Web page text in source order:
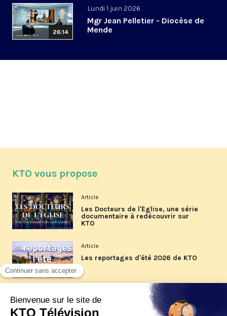
26:14
Lundi 1 juin 2026
Mgr Jean Pelletier - Diocèse de
Mende
KTO vous propose
Article
Les Docteurs de l'Église, une série
documentaire à redécouvrir sur
KTO
Article
Les reportages d'été 2026 de KTO
La visite pastorale du pape Léon
XIV à Assise à suivre sur KTO le